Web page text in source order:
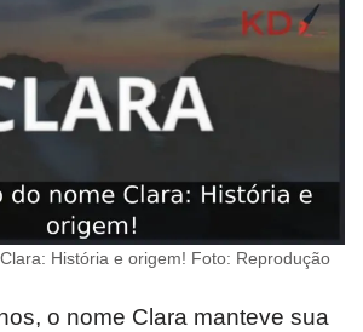
História e origem! Foto: Reprodução
o nome Clara manteve sua